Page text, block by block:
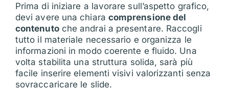
Prima di iniziare a lavorare sull’aspetto grafico,
devi avere una chiara comprensione del
contenutoche andrai a presentare. Raccogli
tutto il materiale necessario e organizza le
informazioni in modo coerente e fluido. Una
volta stabilita una struttura solida, sarà più
facile inserire elementi visivi valorizzanti senza
sovraccaricare le slide.